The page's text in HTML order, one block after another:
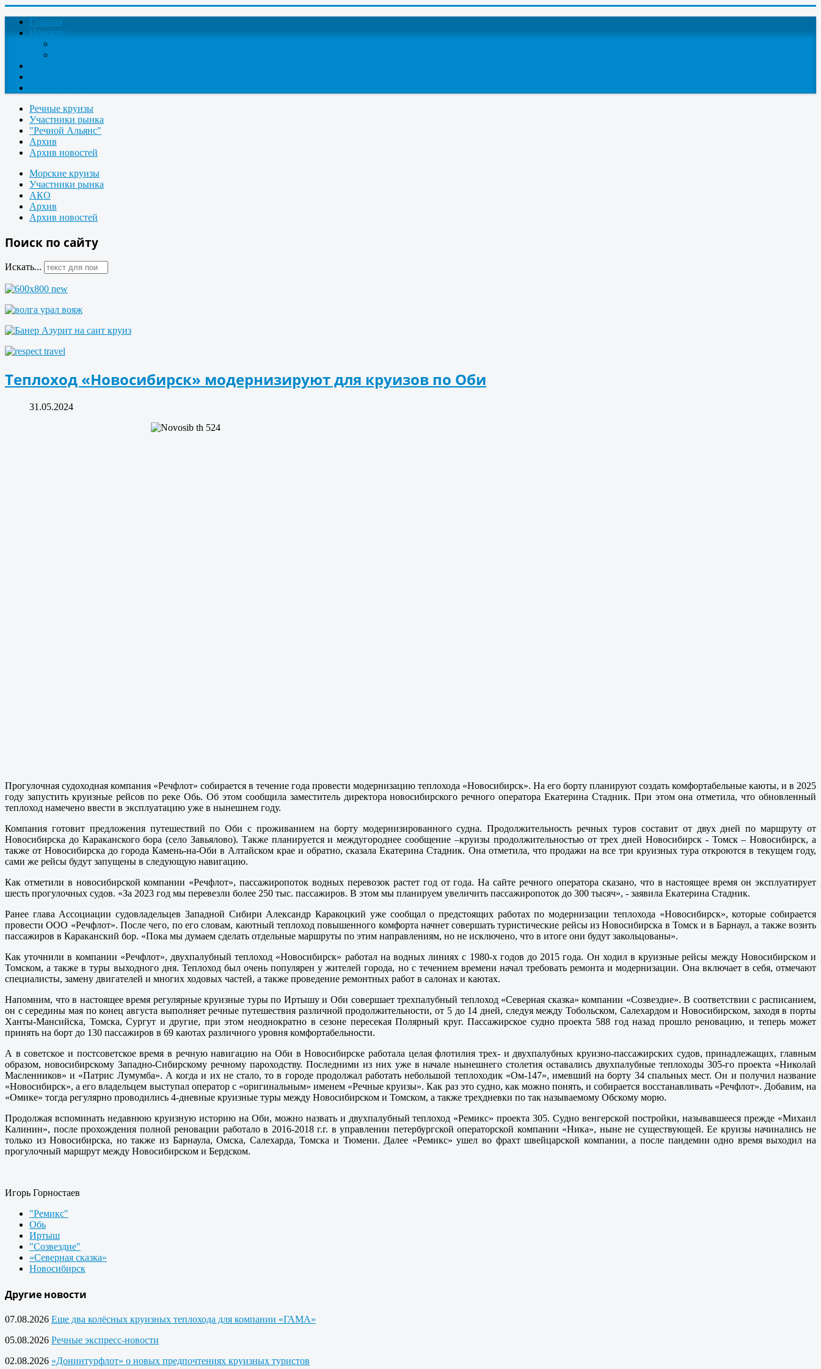
Главная
Новости
Речные круизы
Участники рынка
"Речной Альянс"
Архив
Архив новостей
Морские круизы
Участники рынка
АКО
Архив
Архив новостей
Поиск по сайту
Искать...
Теплоход «Новосибирск» модернизируют для круизов по Оби
31.05.2024
Прогулочная судоходная компания «Речфлот» собирается в течение года провести модернизацию теплохода «Новосибирск». На его борту планируют создать комфортабельные каюты, и в 2025
году запустить круизные рейсов по реке Обь. Об этом сообщила заместитель директора новосибирского речного оператора Екатерина Стадник. При этом она отметила, что обновленный
теплоход намечено ввести в эксплуатацию уже в нынешнем году.
Компания готовит предложения путешествий по Оби с проживанием на борту модернизированного судна. Продолжительность речных туров составит от двух дней по маршруту от
Новосибирска до Караканского бора (село Завьялово). Также планируется и междугороднее сообщение –круизы продолжительностью от трех дней Новосибирск - Томск – Новосибирск, а
также от Новосибирска до города Камень-на-Оби в Алтайском крае и обратно, сказала Екатерина Стадник. Она отметила, что продажи на все три круизных тура откроются в текущем году,
сами же рейсы будут запущены в следующую навигацию.
Как отметили в новосибирской компании «Речфлот», пассажиропоток водных перевозок растет год от года. На сайте речного оператора сказано, что в настоящее время он эксплуатирует
шесть прогулочных судов. «За 2023 год мы перевезли более 250 тыс. пассажиров. В этом мы планируем увеличить пассажиропоток до 300 тысяч», - заявила Екатерина Стадник.
Ранее глава Ассоциации судовладельцев Западной Сибири Александр Каракоцкий уже сообщал о предстоящих работах по модернизации теплохода «Новосибирск», которые собирается
провести ООО «Речфлот». После чего, по его словам, каютный теплоход повышенного комфорта начнет совершать туристические рейсы из Новосибирска в Томск и в Барнаул, а также возить
пассажиров в Караканский бор. «Пока мы думаем сделать отдельные маршруты по этим направлениям, но не исключено, что в итоге они будут закольцованы».
Как уточнили в компании «Речфлот», двухпалубный теплоход «Новосибирск» работал на водных линиях с 1980-х годов до 2015 года. Он ходил в круизные рейсы между Новосибирском и
Томском, а также в туры выходного дня. Теплоход был очень популярен у жителей города, но с течением времени начал требовать ремонта и модернизации. Она включает в себя, отмечают
специалисты, замену двигателей и многих ходовых частей, а также проведение ремонтных работ в салонах и каютах.
Напомним, что в настоящее время регулярные круизные туры по Иртышу и Оби совершает трехпалубный теплоход «Северная сказка» компании «Созвездие». В соответствии с расписанием,
он с середины мая по конец августа выполняет речные путешествия различной продолжительности, от 5 до 14 дней, следуя между Тобольском, Салехардом и Новосибирском, заходя в порты
Ханты-Мансийска, Томска, Сургут и другие, при этом неоднократно в сезоне пересекая Полярный круг. Пассажирское судно проекта 588 год назад прошло реновацию, и теперь может
принять на борт до 130 пассажиров в 69 каютах различного уровня комфортабельности.
А в советское и постсоветское время в речную навигацию на Оби в Новосибирске работала целая флотилия трех- и двухпалубных круизно-пассажирских судов, принадлежащих, главным
образом, новосибирскому Западно-Сибирскому речному пароходству. Последними из них уже в начале нынешнего столетия оставались двухпалубные теплоходы 305-го проекта «Николай
Масленников» и «Патрис Лумумба». А когда и их не стало, то в городе продолжал работать небольшой теплоходик «Ом-147», имевший на борту 34 спальных мест. Он и получил название
«Новосибирск», а его владельцем выступал оператор с «оригинальным» именем «Речные круизы». Как раз это судно, как можно понять, и собирается восстанавливать «Речфлот». Добавим, на
«Омике» тогда регулярно проводились 4-дневные круизные туры между Новосибирском и Томском, а также трехдневки по так называемому Обскому морю.
Продолжая вспоминать недавнюю круизную историю на Оби, можно назвать и двухпалубный теплоход «Ремикс» проекта 305. Судно венгерской постройки, называвшееся прежде «Михаил
Калинин», после прохождения полной реновации работало в 2016-2018 г.г. в управлении петербургской операторской компании «Ника», ныне не существующей. Ее круизы начинались не
только из Новосибирска, но также из Барнаула, Омска, Салехарда, Томска и Тюмени. Далее «Ремикс» ушел во фрахт швейцарской компании, а после пандемии одно время выходил на
прогулочный маршрут между Новосибирском и Бердском.
Игорь Горностаев
"Ремикс"
Обь
Иртыш
"Созвездие"
«Северная сказка»
Новосибирск
Другие новости
07.08.2026 Еще два колёсных круизных теплохода для компании «ГАМА»
05.08.2026 Речные экспресс-новости
02.08.2026 «Донинтурфлот» о новых предпочтениях круизных туристов